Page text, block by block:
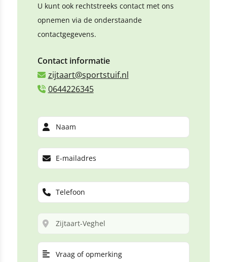
U kunt ook rechtstreeks contact met ons
opnemen via de onderstaande
contactgegevens.
Contact informatie
zijtaart@sportstuif.nl
0644226345